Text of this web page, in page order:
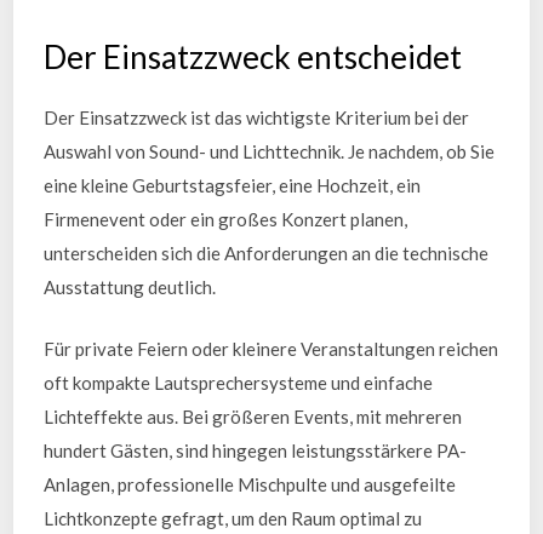
Der Einsatzzweck entscheidet
Der Einsatzzweck ist das wichtigste Kriterium bei der
Auswahl von Sound- und Lichttechnik. Je nachdem, ob Sie
eine kleine Geburtstagsfeier, eine Hochzeit, ein
Firmenevent oder ein großes Konzert planen,
unterscheiden sich die Anforderungen an die technische
Ausstattung deutlich.
Für private Feiern oder kleinere Veranstaltungen reichen
oft kompakte Lautsprechersysteme und einfache
Lichteffekte aus. Bei größeren Events, mit mehreren
hundert Gästen, sind hingegen leistungsstärkere PA-
Anlagen, professionelle Mischpulte und ausgefeilte
Lichtkonzepte gefragt, um den Raum optimal zu